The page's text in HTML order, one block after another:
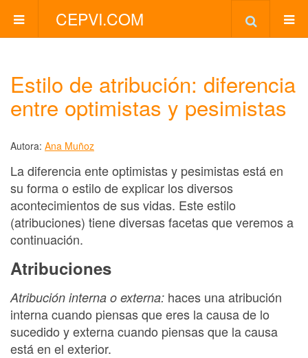
CEPVI.COM
Estilo de atribución: diferencia
entre optimistas y pesimistas
Autora: Ana Muñoz
La diferencia ente optimistas y pesimistas está en
su forma o estilo de explicar los diversos
acontecimientos de sus vidas. Este estilo
(atribuciones) tiene diversas facetas que veremos a
continuación.
Atribuciones
Atribución interna o externa: haces una atribución
interna cuando piensas que eres la causa de lo
sucedido y externa cuando piensas que la causa
está en el exterior.